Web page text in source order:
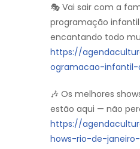
🎭 Vai sair com a
programação
encantando todo
https://
ogramacao-
🎶 Os melhores
estão aqui — não
https://
hows-rio-de-